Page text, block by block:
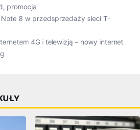
, promocja
Note 8 w przedsprzedaży sieci T-
4G i telewizją – nowy internet